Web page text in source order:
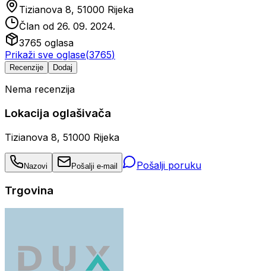
Tizianova 8, 51000 Rijeka
Član od 26. 09. 2024.
3765 oglasa
Prikaži sve oglase(3765)
Recenzije Dodaj
Nema recenzija
Lokacija oglašivača
Tizianova 8, 51000 Rijeka
Nazovi Pošalji e-mail Pošalji poruku
Trgovina